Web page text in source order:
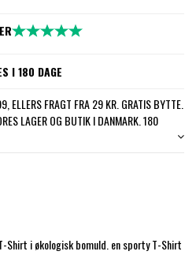
I 180 DAGE
ELLERS FRAGT FRA 29 KR. GRATIS BYTTE.
LAGER OG BUTIK I DANMARK. 180
i økologisk bomuld. en sporty T-Shirt